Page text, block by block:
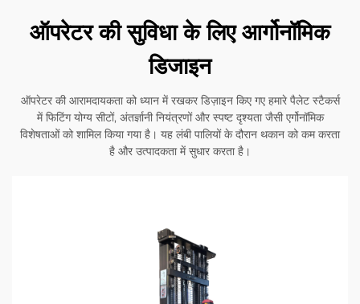
ऑपरेटर की सुविधा के लिए आर्गोनॉमिक
डिजाइन
ऑपरेटर की आरामदायकता को ध्यान में रखकर डिज़ाइन किए गए हमारे पैलेट स्टैकर्स
में फिटिंग योग्य सीटों, अंतर्ज्ञानी नियंत्रणों और स्पष्ट दृश्यता जैसी एर्गोनॉमिक
विशेषताओं को शामिल किया गया है। यह लंबी पालियों के दौरान थकान को कम करता
है और उत्पादकता में सुधार करता है।